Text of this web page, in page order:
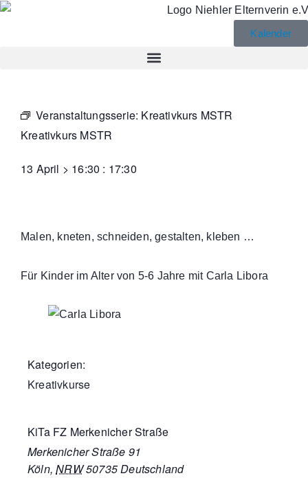
Kalender
Veranstaltungsserie: Kreativkurs MSTR
Kreativkurs MSTR
13 April > 16:30 : 17:30
Malen, kneten, schneiden, gestalten, kleben …
Für Kinder im Alter von 5-6 Jahre mit Carla Libora
Kategorien:
Kreativkurse
KiTa FZ Merkenicher Straße
Merkenicher Straße 91
Köln, NRW50735Deutschland